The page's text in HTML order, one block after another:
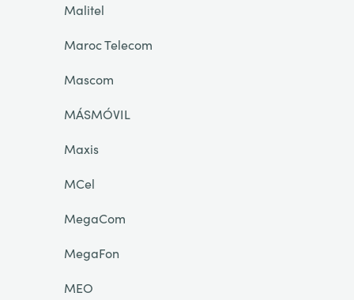
Malitel
Maroc Telecom
Mascom
MÁSMÓVIL
Maxis
MCel
MegaCom
MegaFon
MEO